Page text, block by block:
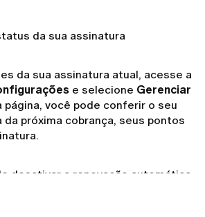
da sua assinatura
da sua assinatura atual, acesse a
e selecione Gerenciar
página, você pode conferir o seu
da próxima cobrança, seus pontos
desativar a renovação automática